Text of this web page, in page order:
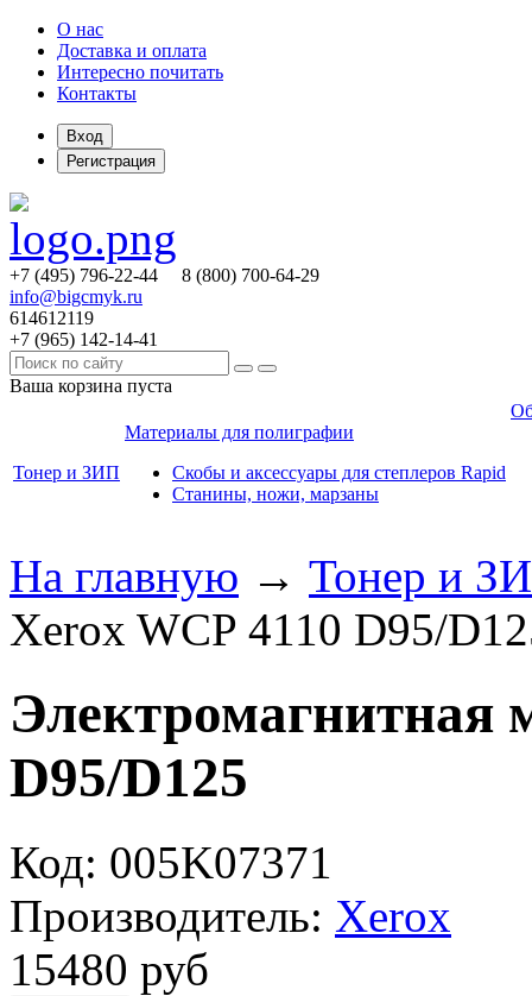
О нас
Доставка и оплата
Интересно почитать
Контакты
Вход
Регистрация
+7 (495) 796-22-44 8 (800) 700-64-29
info@bigcmyk.ru
614612119
+7 (965) 142-14-41
Ваша корзина пуста
Тонер и ЗИП
Материалы для полиграфии
Скобы и аксессуары для степлеров Rapid
Станины, ножи, марзаны
На главную → Тонер и
Xerox WCP 4110 D95/
Электромагнитная
D95/D125
Код: 005K07371
Производитель: Xerox
15480 руб